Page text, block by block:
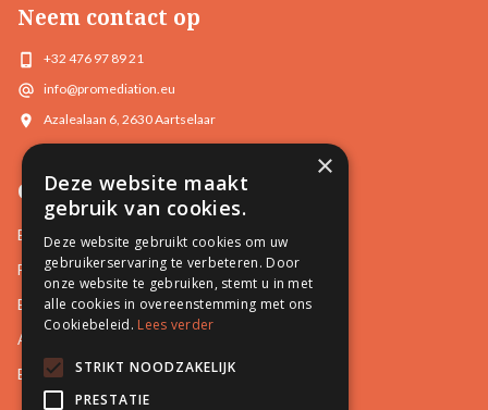
Neem contact op
+32 476 97 89 21
info@promediation.eu
Azalealaan 6, 2630 Aartselaar
Opleidingen
Basisopleidingen
Familiale Bemiddeling
Burgerlijke en Handelszaken
Arbeidsrelaties en Sociale zaken
Bemiddeling in Bestuurszaken
×
Deze website maakt
gebruik van cookies.
Deze website gebruikt cookies om uw
gebruikerservaring te verbeteren. Door
onze website te gebruiken, stemt u in met
alle cookies in overeenstemming met ons
Cookiebeleid. Lees verder
STRIKT NOODZAKELIJK
PRESTATIE